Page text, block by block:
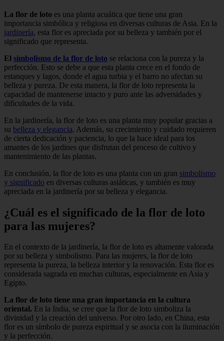
La flor de loto es una planta acuática que tiene una gran
importancia simbólica y religiosa en diversas culturas de Asia. En la
jardinería, esta flor es apreciada por su belleza y también por el
significado que representa.
El simbolismo de la flor de loto se relaciona con la pureza y la
perfección. Esto se debe a que esta planta crece en el fondo de
estanques y lagos, donde el agua turbia y el barro no afectan su
belleza y pureza. De esta manera, la flor de loto representa la
capacidad de mantenerse intacto y puro ante las adversidades y
dificultades de la vida.
En la jardinería, la flor de loto es una planta muy popular gracias a
su belleza y elegancia. Además, su crecimiento y cuidado requieren
de cierta dedicación y paciencia, lo que la hace ideal para los
amantes de los jardines que disfrutan del proceso de cultivo y
mantenimiento de las plantas.
En conclusión, la flor de loto es una planta con un gran simbolismo
y significado en diversas culturas asiáticas, y también es muy
apreciada en la jardinería por su belleza y elegancia.
¿Cuál es el significado de la flor de loto
para las mujeres?
En el contexto de la jardinería, la flor de loto es altamente valorada
por su belleza y simbolismo. Para las mujeres, la flor de loto
representa la pureza, la belleza interior y la renovación. Esta flor es
considerada sagrada en muchas culturas, especialmente en Asia y
Egipto.
La flor de loto tiene una gran importancia en la cultura
oriental. En la India, se cree que la flor de loto simboliza la
divinidad y la creación del universo. Por otro lado, en China, esta
flor es un símbolo de pureza espiritual y se asocia con la iluminación
y la perfección.